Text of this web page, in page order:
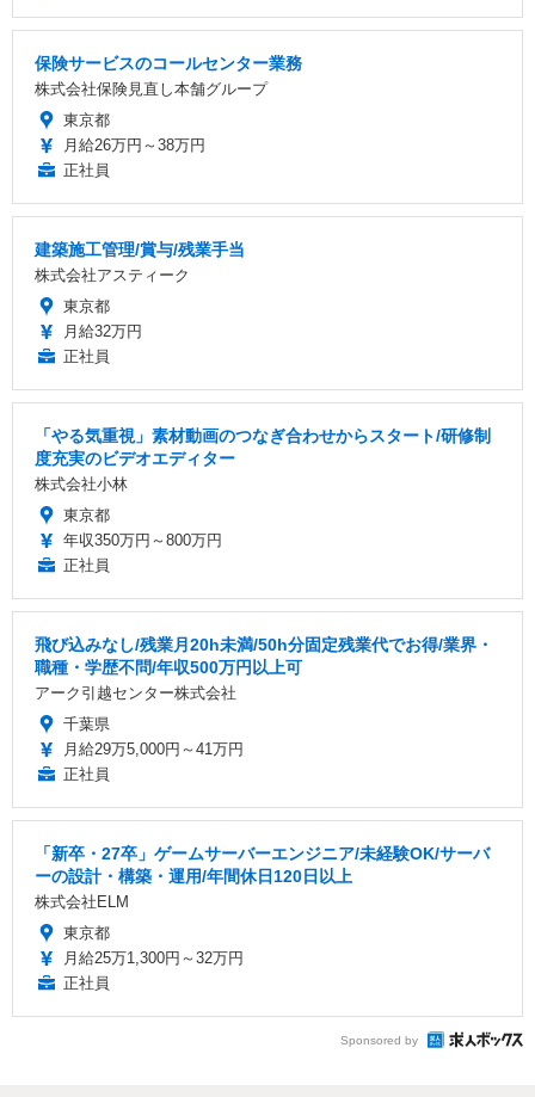
保険サービスのコールセンター業務
株式会社保険見直し本舗グループ
東京都
月給26万円～38万円
正社員
建築施工管理/賞与/残業手当
株式会社アスティーク
東京都
月給32万円
正社員
「やる気重視」素材動画のつなぎ合わせからスタート/研修制
度充実のビデオエディター
株式会社小林
東京都
年収350万円～800万円
正社員
飛び込みなし/残業月20h未満/50h分固定残業代でお得/業界・
職種・学歴不問/年収500万円以上可
アーク引越センター株式会社
千葉県
月給29万5,000円～41万円
正社員
「新卒・27卒」ゲームサーバーエンジニア/未経験OK/サーバ
ーの設計・構築・運用/年間休日120日以上
株式会社ELM
東京都
月給25万1,300円～32万円
正社員
Sponsored by